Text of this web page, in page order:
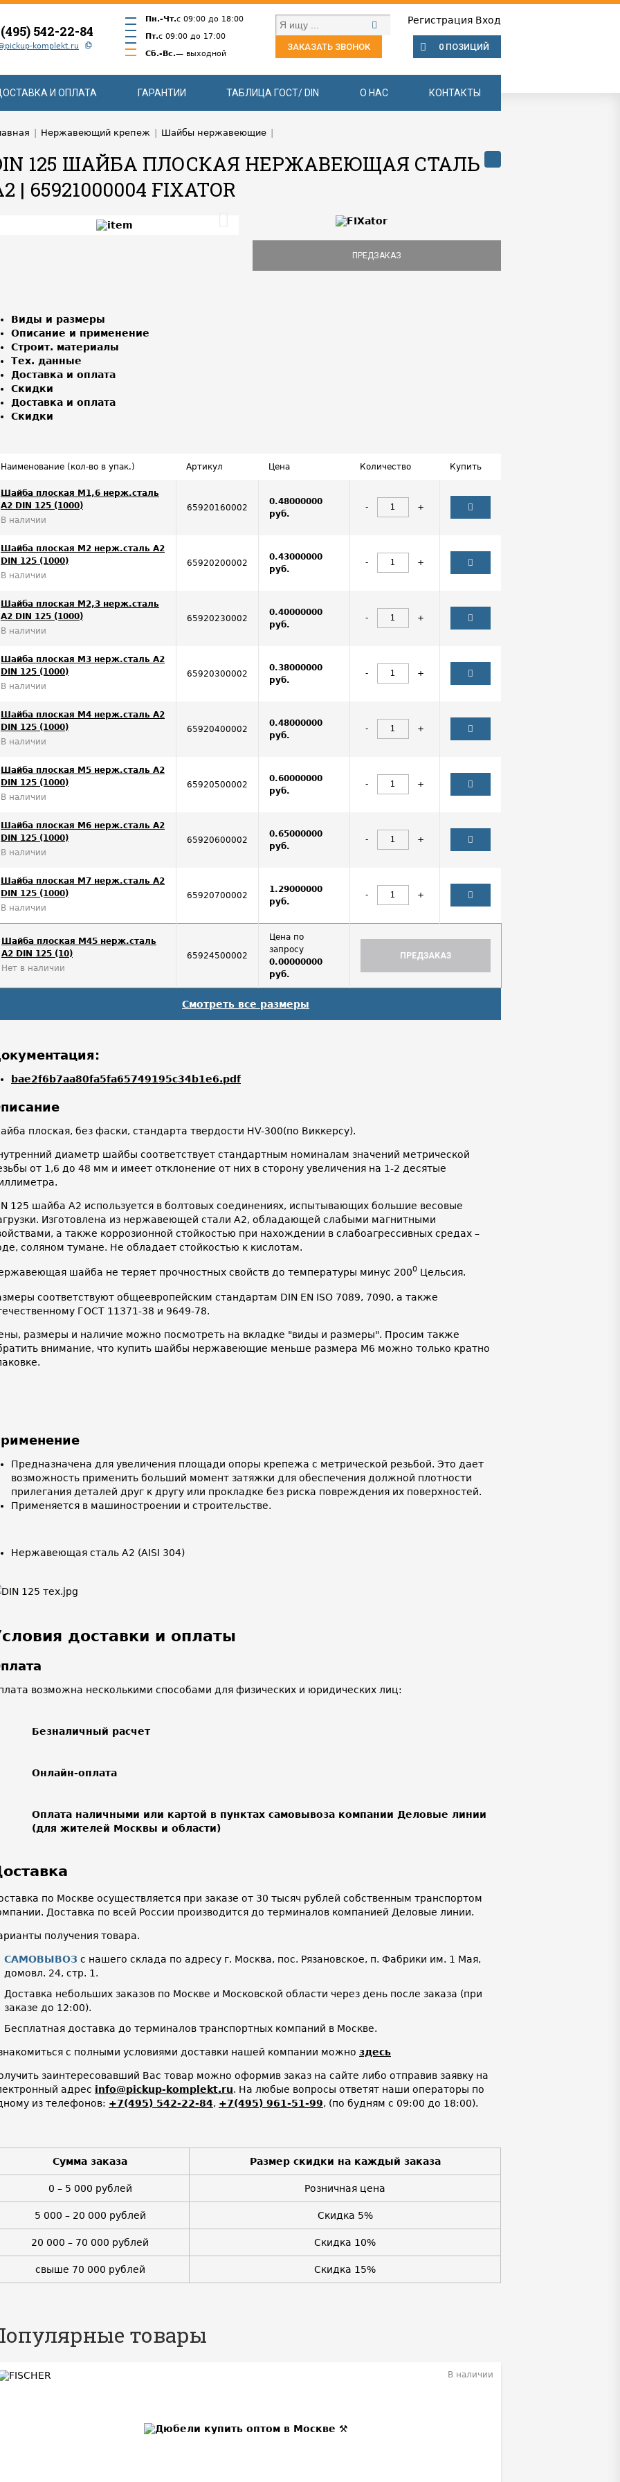
542-22-84
komplekt.ru
Пн.-Чт.с 09:00 до 18:00
Пт.с 09:00 до 17:00
Сб.-Вс.— выходной
Регистрация Вход
ЗАКАЗАТЬ ЗВОНОК 0 ПОЗИЦИЙ
И ОПЛАТА ГАРАНТИИ ТАБЛИЦА ГОСТ/ DIN О НАС КОНТАКТЫ
Нержавеющий крепеж Шайбы нержавеющие
125 ШАЙБА ПЛОСКАЯ НЕРЖАВЕЮЩАЯ СТАЛЬ
| 65921000004 FIXATOR
ПРЕДЗАКАЗ
Виды и размеры
Описание и применение
Строит. материалы
Тех. данные
Доставка и оплата
Скидки
Доставка и оплата
Скидки
Наименование (кол-во в упак.) Артикул Цена Количество Купить
Шайба плоская М1,6 нерж.сталь
А2 DIN 125 (1000)
В наличии
65920160002
0.48000000
руб.
- +
Шайба плоская М2 нерж.сталь А2
DIN 125 (1000)
В наличии
65920200002
0.43000000
руб.
- +
Шайба плоская М2,3 нерж.сталь
А2 DIN 125 (1000)
В наличии
65920230002
0.40000000
руб.
- +
Шайба плоская М3 нерж.сталь А2
DIN 125 (1000)
В наличии
65920300002
0.38000000
руб.
- +
Шайба плоская M4 нерж.сталь А2
DIN 125 (1000)
В наличии
65920400002
0.48000000
руб.
- +
Шайба плоская M5 нерж.сталь А2
DIN 125 (1000)
В наличии
65920500002
0.60000000
руб.
- +
Шайба плоская М6 нерж.сталь А2
DIN 125 (1000)
В наличии
65920600002
0.65000000
руб.
- +
Шайба плоская М7 нерж.сталь А2
DIN 125 (1000)
В наличии
65920700002
1.29000000
руб.
- +
Шайба плоская М45 нерж.сталь
А2 DIN 125 (10)
Нет в наличии
65924500002
Цена по
запросу
0.00000000
руб.
ПРЕДЗАКАЗ
Смотреть все размеры
bae2f6b7aa80fa5fa65749195c34b1e6.pdf
плоская, без фаски, стандарта твердости HV-300(по Виккерсу).
диаметр шайбы соответствует стандартным номиналам значений метрической
от 1,6 до 48 мм и имеет отклонение от них в сторону увеличения на 1-2 десятые
125 шайба А2 используется в болтовых соединениях, испытывающих большие весовые
Изготовлена из нержавеющей стали А2, обладающей слабыми магнитными
а также коррозионной стойкостью при нахождении в слабоагрессивных средах –
соляном тумане. Не обладает стойкостью к кислотам.
шайба не теряет прочностных свойств до температуры минус 2000 Цельсия.
соответствуют общеевропейским стандартам DIN EN ISO 7089, 7090, а также
ГОСТ 11371-38 и 9649-78.
размеры и наличие можно посмотреть на вкладке "виды и размеры". Просим также
внимание, что купить шайбы нержавеющие меньше размера М6 можно только кратно
Предназначена для увеличения площади опоры крепежа с метрической резьбой. Это дает
возможность применить больший момент затяжки для обеспечения должной плотности
прилегания деталей друг к другу или прокладке без риска повреждения их поверхностей.
Применяется в машиностроении и строительстве.
Нержавеющая сталь A2 (AISI 304)
доставки и оплаты
возможна несколькими способами для физических и юридических лиц:
Безналичный расчет
Онлайн-оплата
Оплата наличными или картой в пунктах самовывоза компании Деловые линии
(для жителей Москвы и области)
по Москве осуществляется при заказе от 30 тысяч рублей собственным транспортом
Доставка по всей России производится до терминалов компанией Деловые линии.
получения товара.
САМОВЫВОЗ с нашего склада по адресу г. Москва, пос. Рязановское, п. Фабрики им. 1 Мая,
домовл. 24, стр. 1.
Доставка небольших заказов по Москве и Московской области через день после заказа (при
заказе до 12:00).
Бесплатная доставка до терминалов транспортных компаний в Москве.
с полными условиями доставки нашей компании можно здесь
заинтересовавший Вас товар можно оформив заказ на сайте либо отправив заявку на
адрес info@pickup-komplekt.ru. На любые вопросы ответят наши операторы по
из телефонов: +7(495) 542-22-84, +7(495) 961-51-99, (по будням с 09:00 до 18:00).
Сумма заказа Размер скидки на каждый заказа
0 – 5 000 рублей Розничная цена
5 000 – 20 000 рублей Скидка 5%
20 000 – 70 000 рублей Скидка 10%
свыше 70 000 рублей Скидка 15%
товары
В наличии